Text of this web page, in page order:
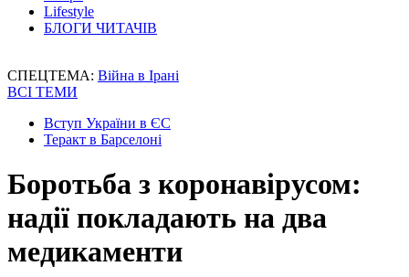
Lifestyle
БЛОГИ ЧИТАЧІВ
СПЕЦТЕМА: Війна в Ірані
ВСІ ТЕМИ
Вступ України в ЄС
Теракт в Барселоні
Боротьба з коронавірусом:
надії покладають на два
медикаменти